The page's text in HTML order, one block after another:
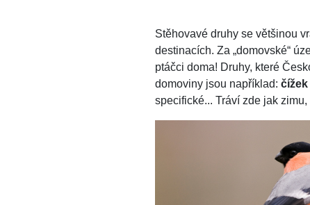
Stěhovavé druhy se většinou
destinacích. Za „domovské“
ptáčci doma! Druhy, které
domoviny jsou například:
specifické... Tráví zde jak zimu,